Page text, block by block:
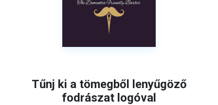
Tűnj ki a tömegből lenyűgöző
fodrászat logóval